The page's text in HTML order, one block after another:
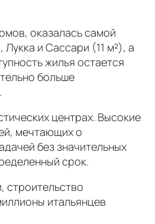
оказалась самой
и Сассари (11 м²), а
жилья остается
больше
центрах. Высокие
мечтающих о
без значительных
срок.
строительство
итальянцев